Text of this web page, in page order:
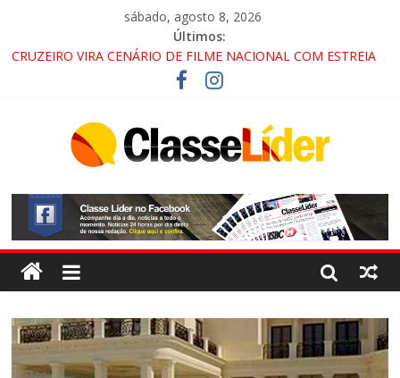
sábado, agosto 8, 2026
Últimos:
LORENA, PINDAMONHANGABA E QUELUZ NA RETA FINAL
PELA FÁBRICA DA COCA-COLA!
CRUZEIRO VIRA CENÁRIO DE FILME NACIONAL COM ESTREIA
“HÁ PRESENÇA DO COMANDO VERMELHO NO VALE”, AFIRMA
PROMOTOR DO GAECO
DE SEMANA; MOTORISTAS DEVEM USAR ROTAS
ALTERNATIVAS